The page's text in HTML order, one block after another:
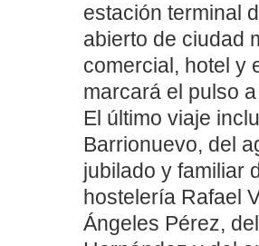
estación terminal
abierto de ciudad
comercial, hotel y
marcará el pulso
El último viaje
Barrionuevo, del
jubilado y familiar
hostelería Rafael
Ángeles Pérez,